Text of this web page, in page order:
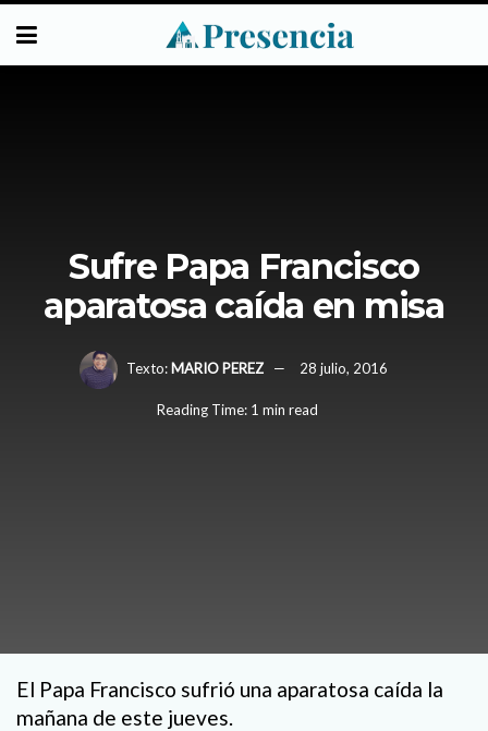
Sufre Papa Francisco
aparatosa caída en misa
Texto: MARIO PEREZ 28 julio, 2016
Reading Time: 1 min read
El Papa Francisco sufrió una aparatosa caída la
mañana de este jueves.